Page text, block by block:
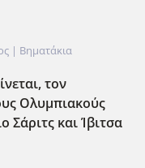
| Βηματάκια
τον
Ολυμπιακούς
Σάριτς και Ίβιτσα